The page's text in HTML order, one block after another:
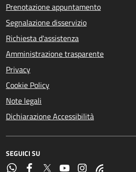
Prenotazione appuntamento
Segnalazione disservizio
Richiesta d'assistenza
Amministrazione trasparente
Privacy
Cookie Policy
Note legali
Dichiarazione Accessibilità
SEGUICI SU